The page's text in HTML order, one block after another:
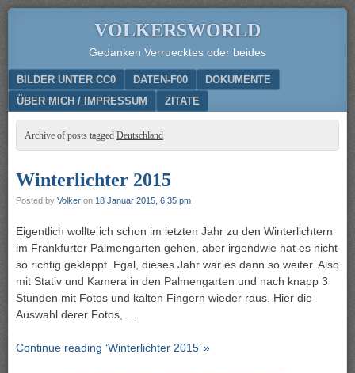
VOLKERSWORLD
Gedanken Verruecktes oder beides
Menu
SKIP TO CONTENT
BILDER UNTER CC0 DATEN-F00
DOKUMENTE
ÜBER MICH / IMPRESSUM
ZITATE
Archive of posts tagged Deutschland
Winterlichter 2015
Posted by Volker on 18 Januar 2015, 6:35 pm
Eigentlich wollte ich schon im letzten Jahr zu den Winterlichtern
im Frankfurter Palmengarten gehen, aber irgendwie hat es nicht
so richtig geklappt. Egal, dieses Jahr war es dann so weiter. Also
mit Stativ und Kamera in den Palmengarten und nach knapp 3
Stunden mit Fotos und kalten Fingern wieder raus. Hier die
Auswahl derer Fotos, …
Continue reading ‘Winterlichter 2015’ »